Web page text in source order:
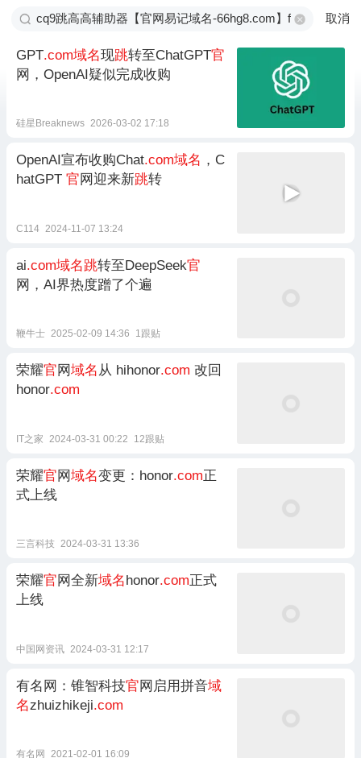
取消
GPT.com域名现跳转至ChatGPT官
网，OpenAI疑似完成收购
硅星Breaknews 2026-03-02 17:18
OpenAI宣布收购Chat.com域名 ，C
hatGPT 官网迎来新跳转
C114 2024-11-07 13:24
ai.com域名跳转至DeepSeek官
网，AI界热度蹭了个遍
鞭牛士 2025-02-09 14:36 1跟贴
荣耀官网域名从 hihonor.com 改回
honor.com
IT之家 2024-03-31 00:22 12跟贴
荣耀官网域名变更：honor.com正
式上线
三言科技 2024-03-31 13:36
荣耀官网全新域名 honor.com 正式
上线
中国网资讯 2024-03-31 12:17
有名网：锥智科技官网启用拼音域
名zhuizhikeji.com
有名网 2021-02-01 16:09